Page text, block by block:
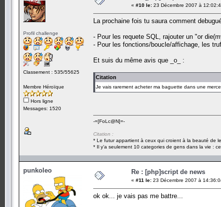
Profil challenge
Classement : 535/55625
Membre Héroïque
Hors ligne
Messages: 1520
« #10 le: 23 Décembre 2007 à
La prochaine fois tu saura comment
- Pour les requete SQL, rajouter un "or
- Pour les fonctions/boucle/affichage, les
Et suis du même avis que _o_ :
Citation
Je vais rarement acheter ma baguette dans une
-=[FoLc@N]=-
Citation :
* Le futur appartient à ceux qui croient à la beauté de
* Il y'a seulement 10 categories de gens dans la vie :
punkoleo Re : [php]script de news
« #11 le: 23 Décembre 2007 à
ok ok... je vais pas me battre...